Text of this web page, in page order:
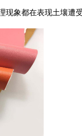
现象都在表现土壤遭